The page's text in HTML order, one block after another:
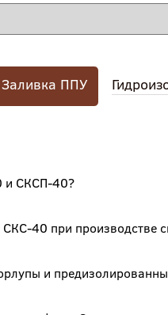
Заливка ППУ
и СКСП-40?
40 при производстве
и